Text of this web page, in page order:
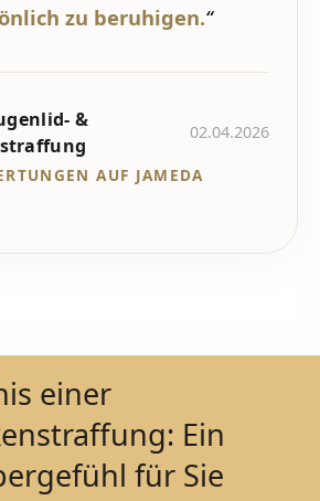
zu beruhigen.“
&
02.04.2026
AUF JAMEDA
einer
Ein
für Sie